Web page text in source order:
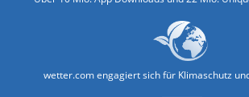
wetter.com engagiert sich für Klimaschutz